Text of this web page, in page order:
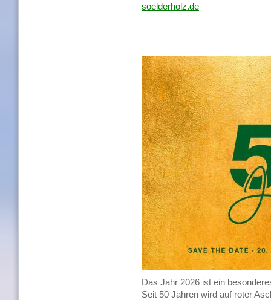
soelderholz.de
Das Jahr 2026 ist ein
Seit 50 Jahren wird auf roter